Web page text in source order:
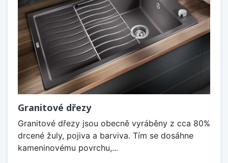
Granitové dřezy
Granitové dřezy jsou obecně vyráběny z cca 80%
drcené žuly, pojiva a barviva. Tím se dosáhne
kameninovému povrchu,...